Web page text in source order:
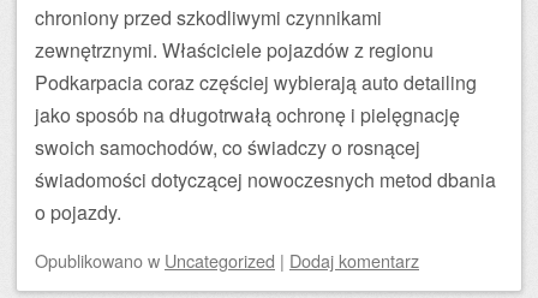
chroniony przed szkodliwymi czynnikami
zewnętrznymi. Właściciele pojazdów z regionu
Podkarpacia coraz częściej wybierają auto detailing
jako sposób na długotrwałą ochronę i pielęgnację
swoich samochodów, co świadczy o rosnącej
świadomości dotyczącej nowoczesnych metod dbania
o pojazdy.
Opublikowanow Uncategorized | Dodaj komentarz